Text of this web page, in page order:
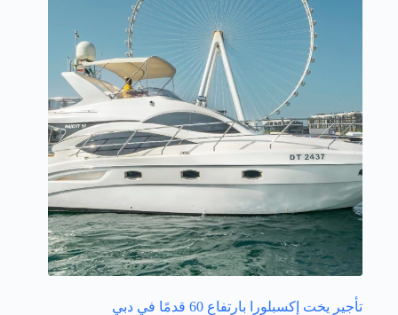
تأجير يخت إكسبلورا بارتفاع 60 قدمًا في دبي